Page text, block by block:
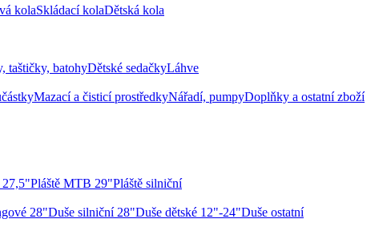
kolaSkládací kolaDětská kola
taštičky, batohyDětské sedačkyLáhve
Mazací a čisticí prostředkyNářadí, pumpyDoplňky a ostatní zboží
Pláště MTB 29"Pláště silniční
28"Duše silniční 28"Duše dětské 12"-24"Duše ostatní